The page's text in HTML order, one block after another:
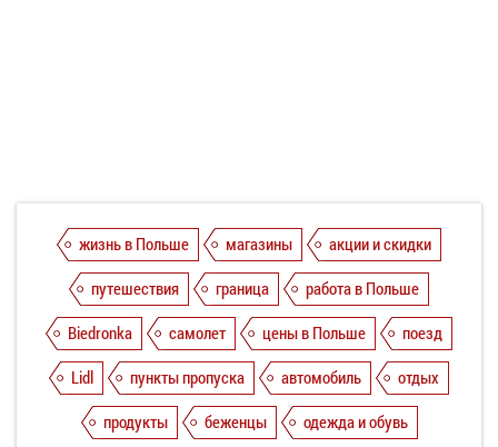
жизнь в Польше магазины
акции и скидки
путешествия
граница
работа в Польше
Biedronka
самолет цены в Польше
поезд
Lidl
пункты пропуска автомобиль
отдых
продукты
беженцы
одежда и обувь